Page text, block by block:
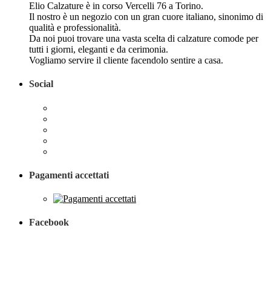
Elio Calzature è in corso Vercelli 76 a Torino.
Il nostro è un negozio con un gran cuore italiano, sinonimo di
qualità e professionalità.
Da noi puoi trovare una vasta scelta di calzature comode per
tutti i giorni, eleganti e da cerimonia.
Vogliamo servire il cliente facendolo sentire a casa.
Social
Pagamenti accettati
Facebook